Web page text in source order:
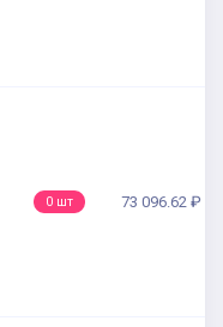
0 шт 73 096.62 ₽